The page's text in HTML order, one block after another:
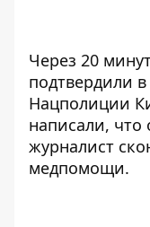
Через 20
подтвердили
Нацполиции
написали, что
журналист
медпомощи.